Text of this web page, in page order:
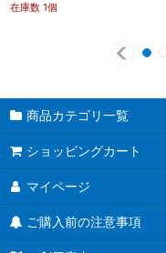
在庫数 1個
商品カテゴリ一覧
ショッピングカート
マイページ
ご購入前の注意事項